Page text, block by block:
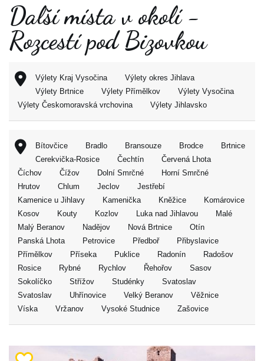
Další místa v okolí -
Rozcestí pod Bizovkou
Výlety Kraj Vysočina
Výlety okres Jihlava
Výlety Brtnice
Výlety Přímělkov
Výlety Vysočina
Výlety Českomoravská vrchovina
Výlety Jihlavsko
Bítovčice Bradlo Bransouze Brodce
Brtnice
Cerekvička-Rosice
Čechtín
Červená Lhota
Číchov
Čížov Dolní Smrčné
Horní Smrčné
Hrutov
Chlum Jeclov
Jestřebí
Kamenice u Jihlavy
Kamenička Kněžice
Komárovice
Kosov
Kouty Kozlov Luka nad Jihlavou
Malé
Malý Beranov
Nadějov Nová Brtnice
Otín
Panská Lhota
Petrovice Předboř
Přibyslavice
Přímělkov
Příseka Puklice Radonín
Radošov
Rosice
Rybné Rychlov Řehořov
Sasov
Sokolíčko
Střížov Studénky
Svatoslav
Svatoslav
Uhřínovice Velký Beranov
Věžnice
Víska
Vržanov Vysoké Studnice Zašovice